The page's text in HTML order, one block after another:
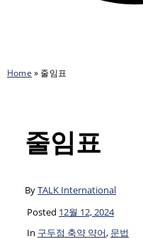
Home » 줄임표
줄임표
ByTALK International
Posted 12월 12, 2024
In 구두점 축약 약어, 문법